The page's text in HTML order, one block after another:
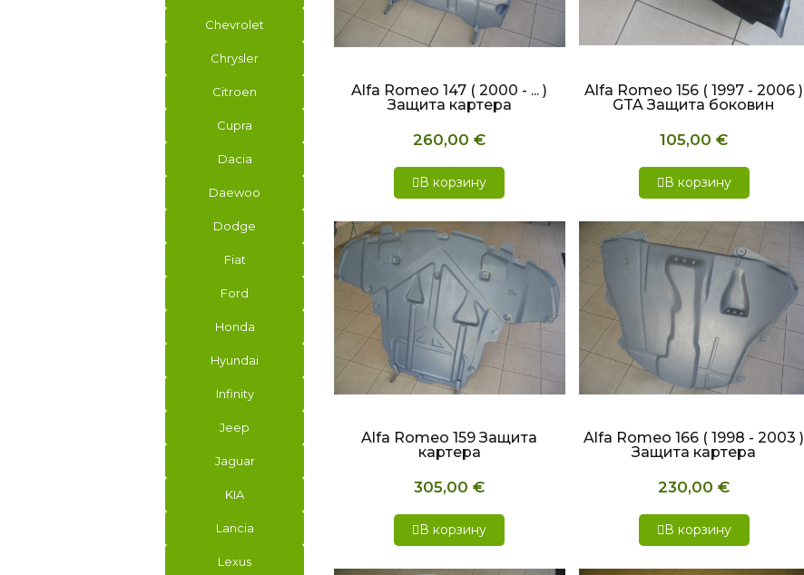
Chevrolet
Chrysler
Citroen
Cupra
Dacia
Daewoo
Dodge
Fiat
Ford
Honda
Hyundai
Infinity
Jeep
Jaguar
KIA
Lancia
Lexus
БЫСТРЫЙ ПРОСМОТР
Alfa Romeo 147 ( 2000 - ... )
Защита картера
260,00 €
В корзину
БЫСТРЫЙ ПРОСМОТР
Alfa Romeo 156 ( 1997 - 2006 )
GTA Защита боковин
105,00 €
В корзину
БЫСТРЫЙ ПРОСМОТР
Alfa Romeo 159 Защита
картера
305,00 €
В корзину
БЫСТРЫЙ ПРОСМОТР
Alfa Romeo 166 ( 1998 - 2003 )
Защита картера
230,00 €
В корзину